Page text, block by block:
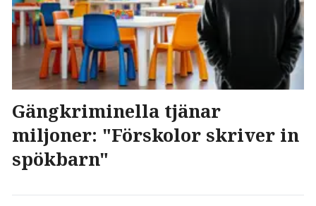
Gängkriminella tjänar
miljoner: "Förskolor skriver in
spökbarn"